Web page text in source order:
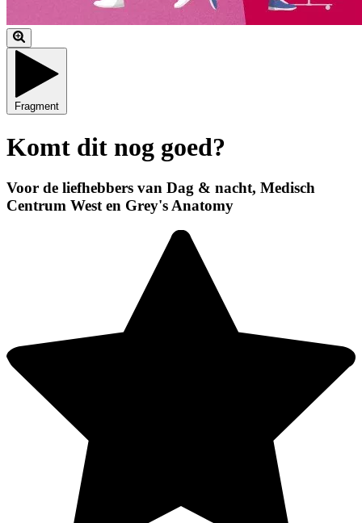
Fragment
Komt dit nog goed?
Voor de liefhebbers van Dag & nacht, Medisch
Centrum West en Grey's Anatomy